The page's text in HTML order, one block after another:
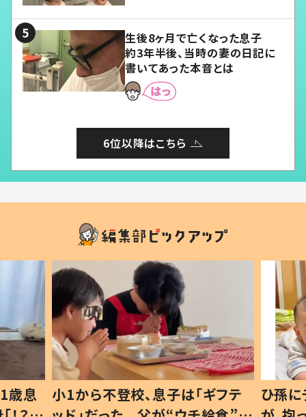
生後8ヶ月で亡くなった息子
約3年半後、当時の妻の日記に
書いてあった本音とは
6位以降はこちら
フテ
ひ孫にデレデレな80歳じいじ